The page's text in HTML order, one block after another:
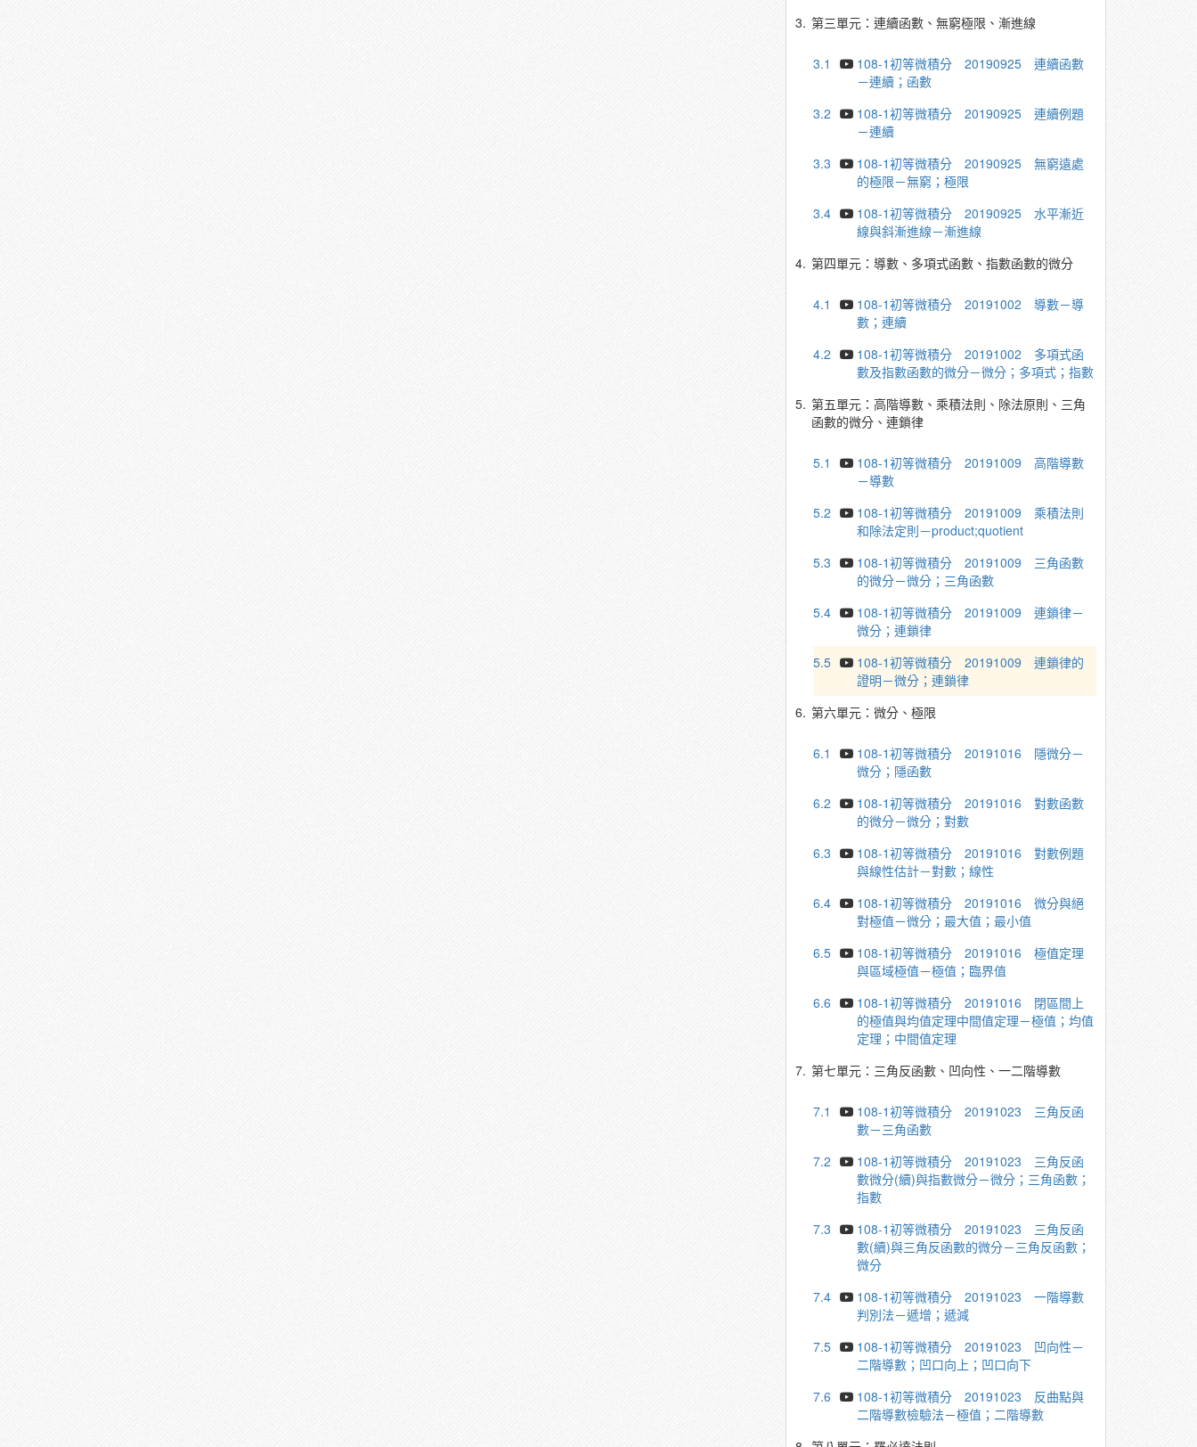
3. 第三單元：連續函數、無窮極限、漸進線
3.1
108-1初等微積分 20190925 連續函數
－連續；函數
3.2
108-1初等微積分 20190925 連續例題
－連續
3.3
108-1初等微積分 20190925 無窮遠處
的極限－無窮；極限
3.4
108-1初等微積分 20190925 水平漸近
線與斜漸進線－漸進線
4. 第四單元：導數、多項式函數、指數函數的微分
4.1
108-1初等微積分 20191002 導數－導
數；連續
4.2
108-1初等微積分 20191002 多項式函
數及指數函數的微分－微分；多項式；指數
5. 第五單元：高階導數、乘積法則、除法原則、三角
函數的微分、連鎖律
5.1
108-1初等微積分 20191009 高階導數
－導數
5.2
108-1初等微積分 20191009 乘積法則
和除法定則－product;quotient
5.3
108-1初等微積分 20191009 三角函數
的微分－微分；三角函數
5.4
108-1初等微積分 20191009 連鎖律－
微分；連鎖律
5.5
108-1初等微積分 20191009 連鎖律的
證明－微分；連鎖律
6. 第六單元：微分、極限
6.1
108-1初等微積分 20191016 隱微分－
微分；隱函數
6.2
108-1初等微積分 20191016 對數函數
的微分－微分；對數
6.3
108-1初等微積分 20191016 對數例題
與線性估計－對數；線性
6.4
108-1初等微積分 20191016 微分與絕
對極值－微分；最大值；最小值
6.5
108-1初等微積分 20191016 極值定理
與區域極值－極值；臨界值
6.6
108-1初等微積分 20191016 閉區間上
的極值與均值定理中間值定理－極值；均值
定理；中間值定理
7. 第七單元：三角反函數、凹向性、一二階導數
7.1
108-1初等微積分 20191023 三角反函
數－三角函數
7.2
108-1初等微積分 20191023 三角反函
數微分(續)與指數微分－微分；三角函數；
指數
7.3
108-1初等微積分 20191023 三角反函
數(續)與三角反函數的微分－三角反函數；
微分
7.4
108-1初等微積分 20191023 一階導數
判別法－遞增；遞減
7.5
108-1初等微積分 20191023 凹向性－
二階導數；凹口向上；凹口向下
7.6
108-1初等微積分 20191023 反曲點與
二階導數檢驗法－極值；二階導數